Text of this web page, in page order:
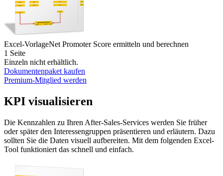
Excel-VorlageNet Promoter Score ermitteln und berechnen
1 Seite
Einzeln nicht erhältlich.
Dokumentenpaket kaufen
Premium-Mitglied werden
KPI visualisieren
Die Kennzahlen zu Ihren After-Sales-Services werden Sie früher
oder später den Interessengruppen präsentieren und erläutern. Dazu
sollten Sie die Daten visuell aufbereiten. Mit dem folgenden Excel-
Tool funktioniert das schnell und einfach.